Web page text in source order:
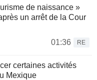
de naissance »
un arrêt de la Cour
01:36
RE
certaines activités
Mexique